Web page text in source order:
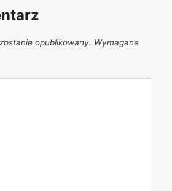
opublikowany. Wymagane